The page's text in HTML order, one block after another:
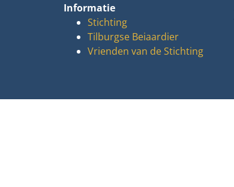
Informatie
Stichting
Tilburgse Beiaardier
Vrienden van de Stichting